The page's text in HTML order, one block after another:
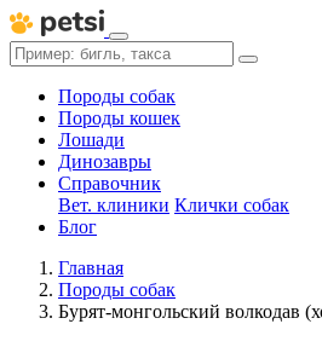
Породы собак
Породы кошек
Лошади
Динозавры
Справочник
Вет. клиники Клички собак
Блог
Главная
Породы собак
Бурят-монгольский волкодав